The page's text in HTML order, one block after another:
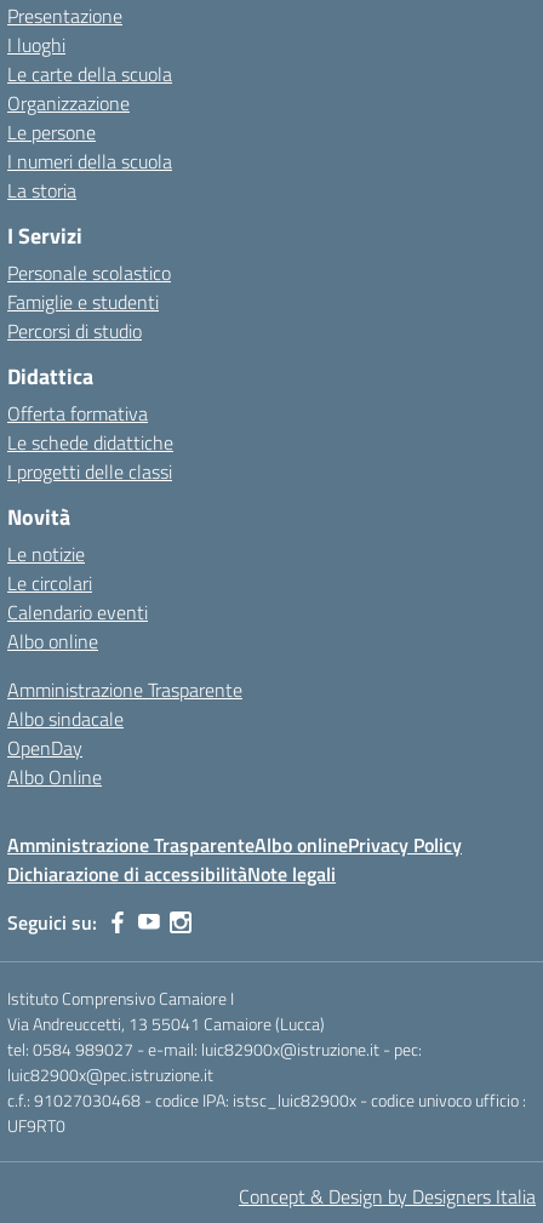
Presentazione
I luoghi
Le carte della scuola
Organizzazione
Le persone
I numeri della scuola
La storia
I Servizi
Personale scolastico
Famiglie e studenti
Percorsi di studio
Didattica
Offerta formativa
Le schede didattiche
I progetti delle classi
Novità
Le notizie
Le circolari
Calendario eventi
Albo online
Amministrazione Trasparente
Albo sindacale
OpenDay
Albo Online
Amministrazione TrasparenteAlbo onlinePrivacy Policy
Dichiarazione di accessibilitàNote legali
Seguici su:
Istituto Comprensivo Camaiore I
Via Andreuccetti, 13 55041 Camaiore (Lucca)
tel: 0584 989027 - e-mail: luic82900x@istruzione.it - pec:
luic82900x@pec.istruzione.it
c.f.: 91027030468 - codice IPA: istsc_luic82900x - codice univoco ufficio :
UF9RT0
Concept & Design by Designers Italia